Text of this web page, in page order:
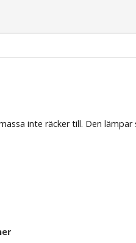
inte räcker till. Den lämpar